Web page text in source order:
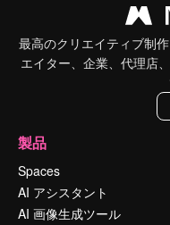
最高のクリエイティブ制
エイター、企業、代理店
製品
Spaces
AI アシスタント
AI 画像生成ツール